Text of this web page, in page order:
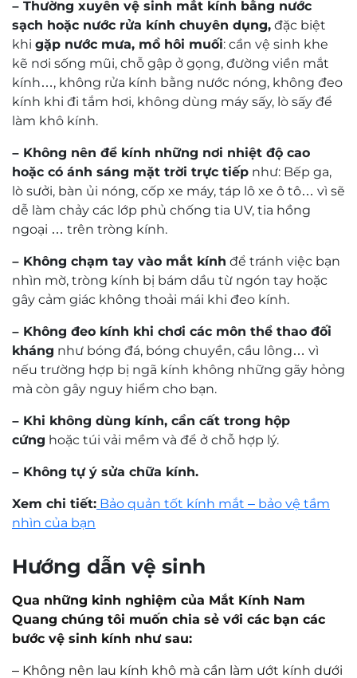
Search
0 of 0 reviews
Sorry, no reviews match your current selections
Đội ngũ kỹ thuật viên
Mr. Nguyễn Trọng Nghĩa
Kỹ thuật viên khúc xạ Nguyễn Trọng Nghĩa
có trên 30 năm kinh nghiệm về đo khúc xạ và
mài lắp kính.